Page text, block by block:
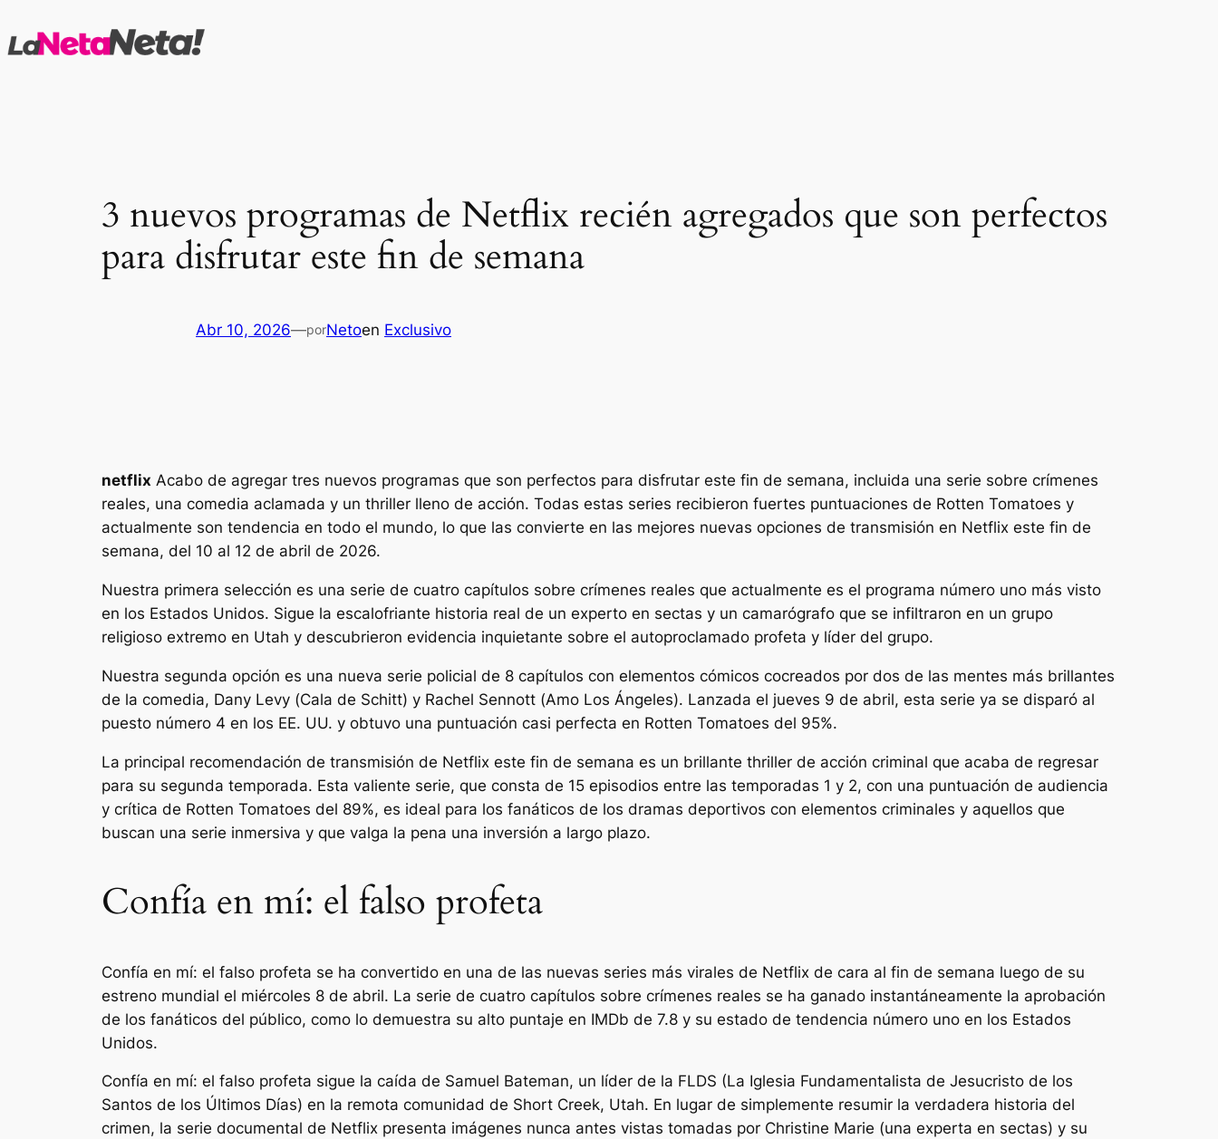
al
3 nuevos programas de Netflix recién agregados que son perfectos
para disfrutar este fin de semana
Abr 10, 2026—porNetoen Exclusivo
netflix Acabo de agregar tres nuevos programas que son perfectos para disfrutar este fin de semana, incluida una serie sobre crímenes
reales, una comedia aclamada y un thriller lleno de acción. Todas estas series recibieron fuertes puntuaciones de Rotten Tomatoes y
actualmente son tendencia en todo el mundo, lo que las convierte en las mejores nuevas opciones de transmisión en Netflix este fin de
semana, del 10 al 12 de abril de 2026.
Nuestra primera selección es una serie de cuatro capítulos sobre crímenes reales que actualmente es el programa número uno más visto
en los Estados Unidos. Sigue la escalofriante historia real de un experto en sectas y un camarógrafo que se infiltraron en un grupo
religioso extremo en Utah y descubrieron evidencia inquietante sobre el autoproclamado profeta y líder del grupo.
Nuestra segunda opción es una nueva serie policial de 8 capítulos con elementos cómicos cocreados por dos de las mentes más brillantes
de la comedia, Dany Levy (Cala de Schitt) y Rachel Sennott (Amo Los Ángeles). Lanzada el jueves 9 de abril, esta serie ya se disparó al
puesto número 4 en los EE. UU. y obtuvo una puntuación casi perfecta en Rotten Tomatoes del 95%.
La principal recomendación de transmisión de Netflix este fin de semana es un brillante thriller de acción criminal que acaba de regresar
para su segunda temporada. Esta valiente serie, que consta de 15 episodios entre las temporadas 1 y 2, con una puntuación de audiencia
y crítica de Rotten Tomatoes del 89%, es ideal para los fanáticos de los dramas deportivos con elementos criminales y aquellos que
buscan una serie inmersiva y que valga la pena una inversión a largo plazo.
Confía en mí: el falso profeta
Confía en mí: el falso profeta se ha convertido en una de las nuevas series más virales de Netflix de cara al fin de semana luego de su
estreno mundial el miércoles 8 de abril. La serie de cuatro capítulos sobre crímenes reales se ha ganado instantáneamente la aprobación
de los fanáticos del público, como lo demuestra su alto puntaje en IMDb de 7.8 y su estado de tendencia número uno en los Estados
Unidos.
Confía en mí: el falso profeta sigue la caída de Samuel Bateman, un líder de la FLDS (La Iglesia Fundamentalista de Jesucristo de los
Santos de los Últimos Días) en la remota comunidad de Short Creek, Utah. En lugar de simplemente resumir la verdadera historia del
crimen, la serie documental de Netflix presenta imágenes nunca antes vistas tomadas por Christine Marie (una experta en sectas) y su